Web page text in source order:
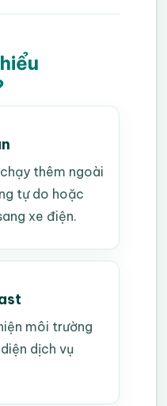
thêm ngoài
tự do hoặc
xe điện.
môi trường
dịch vụ